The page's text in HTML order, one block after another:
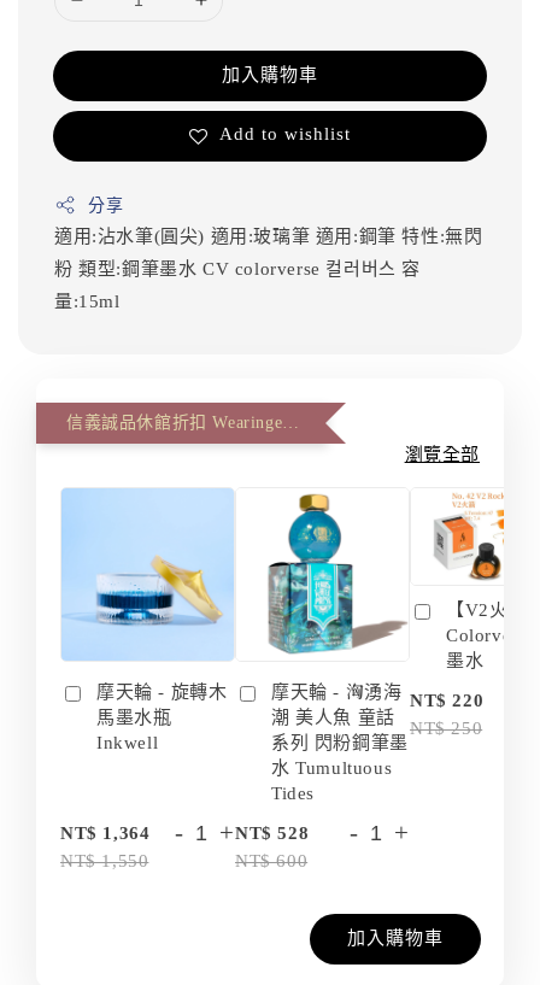
加入購物車
Add to wishlist
分享
適用:沾水筆(圓尖) 適用:玻璃筆 適用:鋼筆特性:無閃
粉類型:鋼筆墨水CV colorverse 컬러버스 容
量:15ml
瀏覽全部
摩天輪 - 旋轉木
馬墨水瓶
Inkwell
NT$ 1,364
NT$ 1,550
- +
摩天輪 - 洶湧海
潮 美人魚 童話
系列 閃粉鋼筆墨
水 Tumultuous
Tides
NT$ 528
NT$ 600
- +
【V2火箭
Colorverse
墨水
NT$ 220
NT$ 250
加入購物車